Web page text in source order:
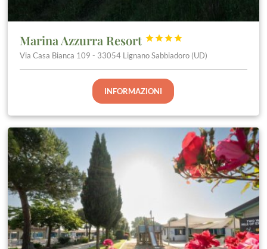
Marina Azzurra Resort 



Via Casa Bianca 109 - 33054 Lignano Sabbiadoro (UD)
INFORMAZIONI